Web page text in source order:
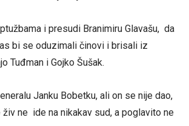
i presudi Branimiru Glavašu, da
bi se oduzimali činovi i brisali iz
Tuđman i Gojko Šušak.
Janku Bobetku, ali on se nije dao,
živ ne ide na nikakav sud, a poglavito ne